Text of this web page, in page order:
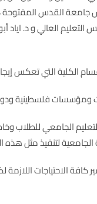
جامعة القدس
العالي و د.
الكلية التي تعكس
ومؤسسات فلسطينية
الجامعي للطلاب
لتنفيذ مثل هذه
كافة الاحتياجات